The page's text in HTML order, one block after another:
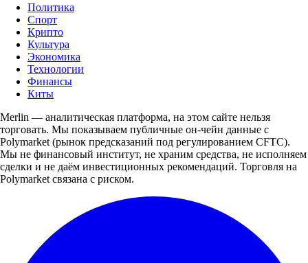
Политика
Спорт
Крипто
Культура
Экономика
Технологии
Финансы
Киты
Merlin — аналитическая платформа, на этом сайте нельзя
торговать. Мы показываем публичные он-чейн данные с
Polymarket (рынок предсказаний под регулированием CFTC).
Мы не финансовый институт, не храним средства, не исполняем
сделки и не даём инвестиционных рекомендаций. Торговля на
Polymarket связана с риском.